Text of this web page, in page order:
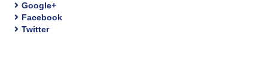
Google+
Facebook
Twitter